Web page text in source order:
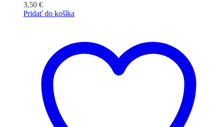
3,50 €
Pridať do košíka